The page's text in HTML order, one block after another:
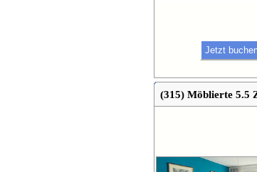
(315) Möblierte 5.5